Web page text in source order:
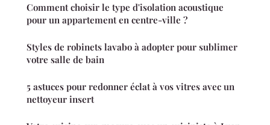
Comment choisir le type d'isolation acoustique
pour un appartement en centre-ville ?
Styles de robinets lavabo à adopter pour sublimer
votre salle de bain
5 astuces pour redonner éclat à vos vitres avec un
nettoyeur insert